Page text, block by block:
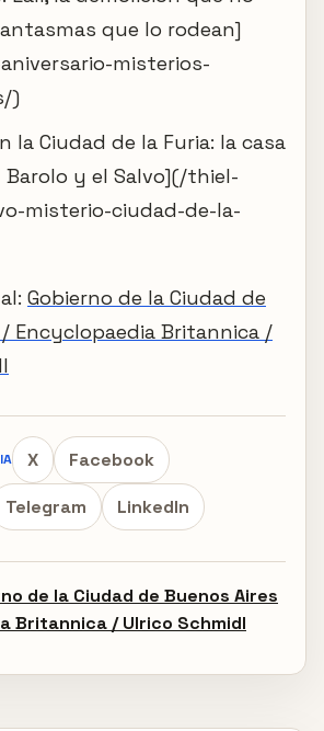
que lo rodean]
misterios-
)
la Ciudad de la Furia: la casa
Barolo y el Salvo](/thiel-
misterio-ciudad-de-la-
Gobierno de la Ciudad de
Encyclopaedia Britannica /
X Facebook
Telegram LinkedIn
de la Ciudad de Buenos Aires
Britannica / Ulrico Schmidl